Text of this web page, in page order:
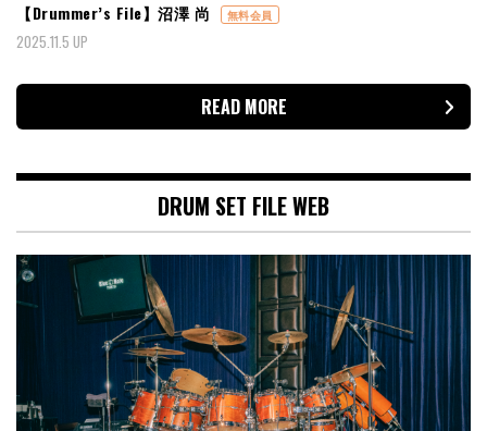
【Drummer’s File】沼澤 尚
無料会員
2025.11.5 UP
READ MORE
DRUM SET FILE WEB